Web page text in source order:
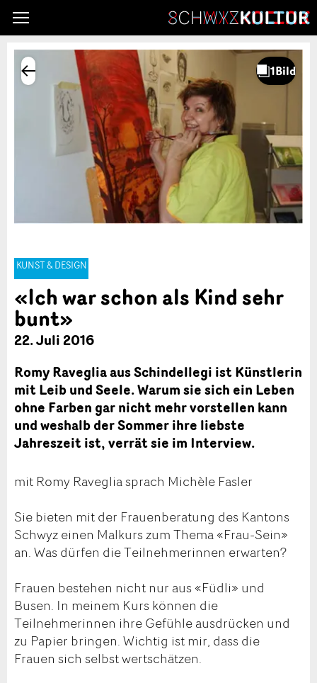
KUNST & DESIGN
«Ich war schon als Kind sehr
bunt»
22. Juli 2016
Romy Raveglia aus Schindellegi ist Künstlerin
mit Leib und Seele. Warum sie sich ein Leben
ohne Farben gar nicht mehr vorstellen kann
und weshalb der Sommer ihre liebste
Jahreszeit ist, verrät sie im Interview.
mit Romy Raveglia sprach Michèle Fasler
Sie bieten mit der Frauenberatung des Kantons
Schwyz einen Malkurs zum Thema «Frau-Sein»
an. Was dürfen die Teilnehmerinnen erwarten?
Frauen bestehen nicht nur aus «Füdli» und
Busen. In meinem Kurs können die
Teilnehmerinnen ihre Gefühle ausdrücken und
zu Papier bringen. Wichtig ist mir, dass die
Frauen sich selbst wertschätzen.